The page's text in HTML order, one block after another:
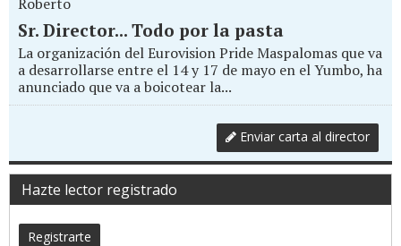
Sr. Director... Todo por la pasta
La organización del Eurovision Pride Maspalomas que va
a desarrollarse entre el 14 y 17 de mayo en el Yumbo, ha
anunciado que va a boicotear la...
Enviar carta al director
Hazte lector registrado
Registrarte